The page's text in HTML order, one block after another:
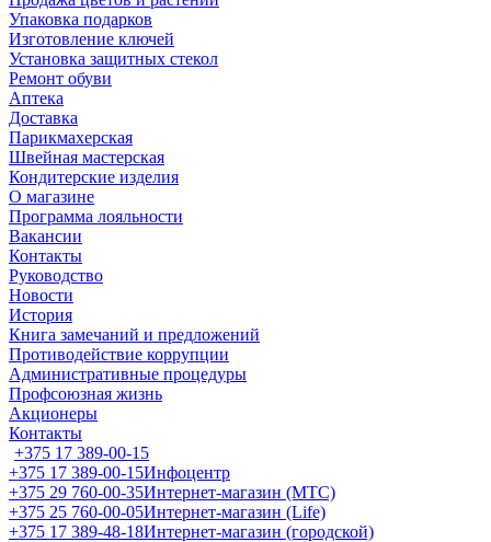
Упаковка подарков
Изготовление ключей
Установка защитных стекол
Ремонт обуви
Аптека
Доставка
Парикмахерская
Швейная мастерская
Кондитерские изделия
О магазине
Программа лояльности
Вакансии
Контакты
Руководство
Новости
История
Книга замечаний и предложений
Противодействие коррупции
Административные процедуры
Профсоюзная жизнь
Акционеры
Контакты
+375 17 389-00-15
+375 17 389-00-15Инфоцентр
+375 29 760-00-35Интернет-магазин (МТС)
+375 25 760-00-05Интернет-магазин (Life)
+375 17 389-48-18Интернет-магазин (городской)